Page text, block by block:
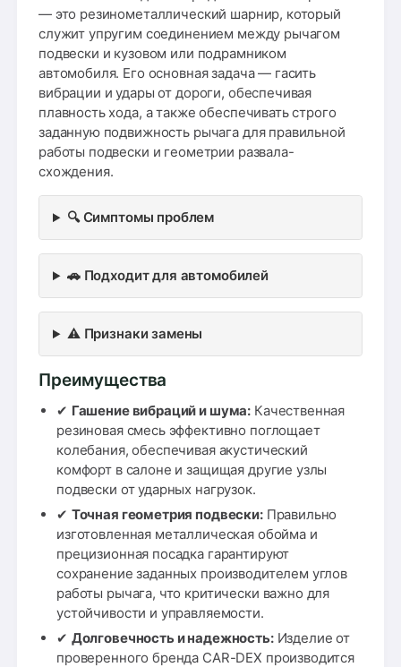
— это резинометаллический шарнир, который
служит упругим соединением между рычагом
подвески и кузовом или подрамником
автомобиля. Его основная задача — гасить
вибрации и удары от дороги, обеспечивая
плавность хода, а также обеспечивать строго
заданную подвижность рычага для правильной
работы подвески и геометрии развала-
схождения.
🔍 Симптомы проблем
🚗 Подходит для автомобилей
⚠️ Признаки замены
Преимущества
✔ Гашение вибраций и шума: Качественная
резиновая смесь эффективно поглощает
колебания, обеспечивая акустический
комфорт в салоне и защищая другие узлы
подвески от ударных нагрузок.
✔ Точная геометрия подвески:Правильно
изготовленная металлическая обойма и
прецизионная посадка гарантируют
сохранение заданных производителем углов
работы рычага, что критически важно для
устойчивости и управляемости.
✔ Долговечность и надежность:Изделие от
проверенного бренда CAR-DEX производится